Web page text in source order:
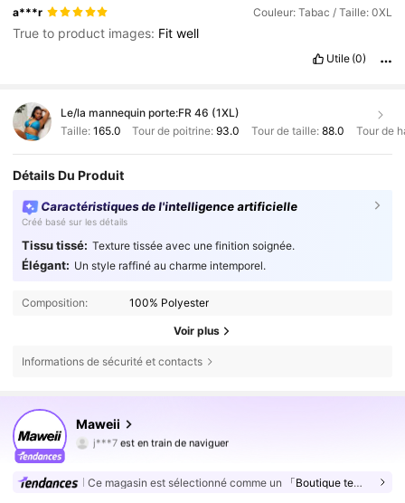
a***r Couleur: Tabac / Taille: 0XL
True to product images: Fitwell
Utile (0)
Le/la mannequin porte:FR 46 (1XL)
Taille: 165.0 Tour de poitrine:93.0 Tour de taille: 88.0 Tour de
Détails Du Produit
Caractéristiques de l'intelligence artificielle
Créé basé sur les détails
Tissu tissé: Texture tissée avec une finition soignée.
Élégant: Un style raffiné au charme intemporel.
Composition: 100% Polyester
Voir plus
Informations de sécurité et contacts
Maweii
4,78
351K Suiveurs
4,78
351K Suiveurs
4,78 351K Suiveurs
Ce magasin est sélectionné comme un 「Boutique tendance」